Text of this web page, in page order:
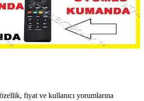
fiyat ve kullanıcı yorumlarına